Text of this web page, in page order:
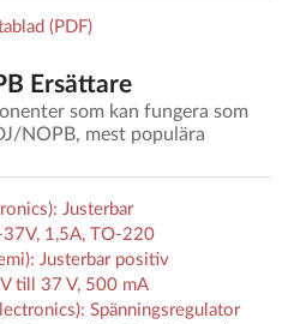
(PDF)
Ersättare
som kan fungera som
NOPB, mest populära
Justerbar
37V, 1,5A, TO-220
Justerbar positiv
till 37 V, 500 mA
Spänningsregulator